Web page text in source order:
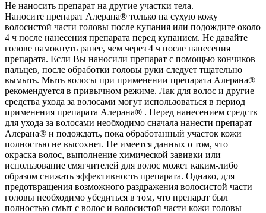
Не наносить препарат на другие участки тела.
Наносите препарат Алерана® только на сухую кожу
волосистой части головы после купания или подождите около
4 ч после нанесения препарата перед купанием. Не давайте
голове намокнуть ранее, чем через 4 ч после нанесения
препарата. Если Вы наносили препарат с помощью кончиков
пальцев, после обработки головы руки следует тщательно
вымыть. Мыть волосы при применении препарата Алерана®
рекомендуется в привычном режиме. Лак для волос и другие
средства ухода за волосами могут использоваться в период
применения препарата Алерана® . Перед нанесением средств
для ухода за волосами необходимо сначала нанести препарат
Алерана® и подождать, пока обработанный участок кожи
полностью не высохнет. Не имеется данных о том, что
окраска волос, выполнение химической завивки или
использование смягчителей для волос может каким-либо
образом снижать эффективность препарата. Однако, для
предотвращения возможного раздражения волосистой части
головы необходимо убедиться в том, что препарат был
полностью смыт с волос и волосистой части кожи головы